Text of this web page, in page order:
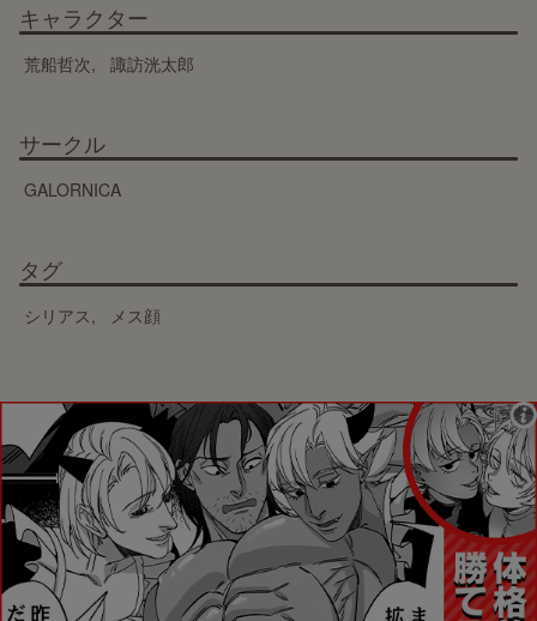
キャラクター
荒船哲次 諏訪洸太郎
サークル
GALORNICA
タグ
シリアス メス顔